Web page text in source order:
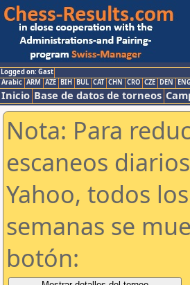
Logged on: Gast
Arabic ARM AZE BIH BUL CAT CHN CRO CZE DEN ENG
Inicio Base de datos de torneos
Nota: Para
escaneos
Yahoo, todos
semanas se
botón: